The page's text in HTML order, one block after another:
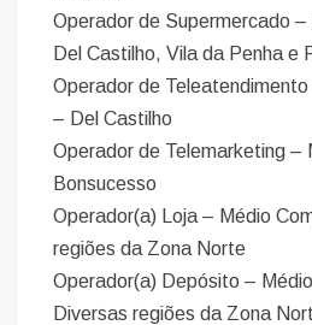
Operador de Supermercado
Del Castilho, Vila da Penha e
Operador de
– Del Castilho
Operador de Telemarketing –
Bonsucesso
Operador(a) Loja – Médio
regiões da Zona Norte
Operador(a) Depósito –
Diversas regiões da Zona